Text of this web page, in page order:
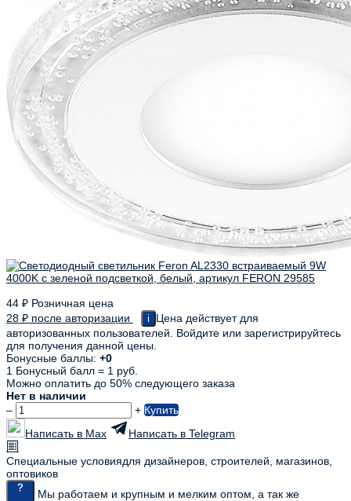
44 ₽ Розничная цена
28 ₽ после авторизации i
Цена действует для
авторизованных пользователей. Войдите или зарегистрируйтесь
для получения данной цены.
Бонусные баллы: +0
1 Бонусный балл = 1 руб.
Можно оплатить до 50% следующего заказа
Нет в наличии
–
+ Купить
Написать в Max
Написать в Telegram
Специальные условиядля дизайнеров, строителей, магазинов,
оптовиков
Мы работаем и крупным и мелким оптом, а так же